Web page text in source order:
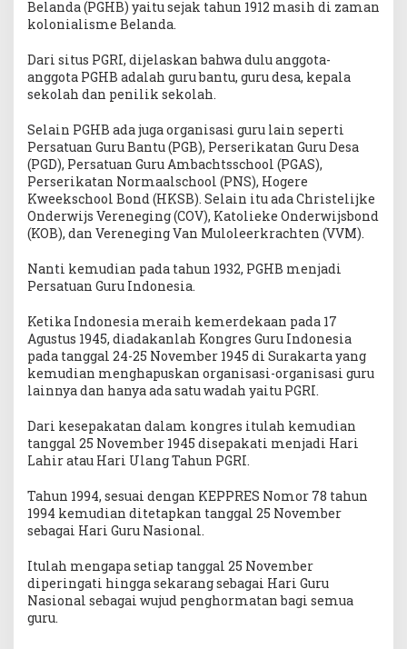
Belanda (PGHB) yaitu sejak tahun 1912 masih di zaman
kolonialisme Belanda.
Dari situs PGRI, dijelaskan bahwa dulu anggota-
anggota PGHB adalah guru bantu, guru desa, kepala
sekolah dan penilik sekolah.
Selain PGHB ada juga organisasi guru lain seperti
Persatuan Guru Bantu (PGB), Perserikatan Guru Desa
(PGD), Persatuan Guru Ambachtsschool (PGAS),
Perserikatan Normaalschool (PNS), Hogere
Kweekschool Bond (HKSB). Selain itu ada Christelijke
Onderwijs Vereneging (COV), Katolieke Onderwijsbond
(KOB), dan Vereneging Van Muloleerkrachten (VVM).
Nanti kemudian pada tahun 1932, PGHB menjadi
Persatuan Guru Indonesia.
Ketika Indonesia meraih kemerdekaan pada 17
Agustus 1945, diadakanlah Kongres Guru Indonesia
pada tanggal 24-25 November 1945 di Surakarta yang
kemudian menghapuskan organisasi-organisasi guru
lainnya dan hanya ada satu wadah yaitu PGRI.
Dari kesepakatan dalam kongres itulah kemudian
tanggal 25 November 1945 disepakati menjadi Hari
Lahir atau Hari Ulang Tahun PGRI.
Tahun 1994, sesuai dengan KEPPRES Nomor 78 tahun
1994 kemudian ditetapkan tanggal 25 November
sebagai Hari Guru Nasional.
Itulah mengapa setiap tanggal 25 November
diperingati hingga sekarang sebagai Hari Guru
Nasional sebagai wujud penghormatan bagi semua
guru.